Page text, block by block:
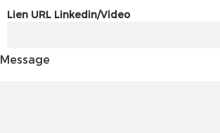
Lien URL Linkedin/Video
Message